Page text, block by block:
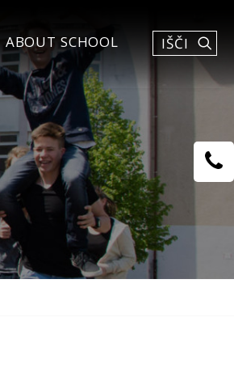
ABOUT SCHOOL